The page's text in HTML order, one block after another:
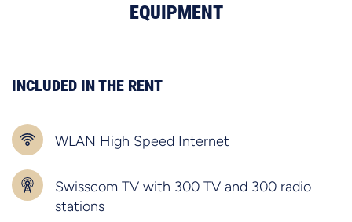
EQUIPMENT
INCLUDED IN THE RENT
WLAN High Speed Internet
Swisscom TV with 300 TV and 300 radio
stations